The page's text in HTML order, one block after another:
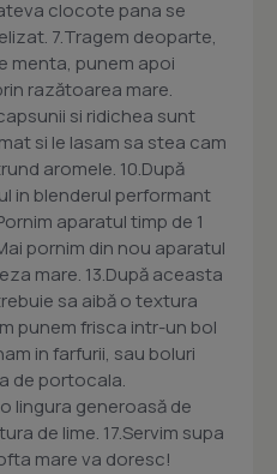
clocote pana se
7.Tragem deoparte,
menta, punem apoi
razătoarea mare.
si ridichea sunt
si le lasam sa stea cam
aromele. 10.După
in blenderul performant
aparatul timp de 1
pornim din nou aparatul
mare. 13.După aceasta
sa aibă o textura
punem frisca intr-un bol
in farfurii, sau boluri
de portocala.
lingura generoasă de
de lime. 17.Servim supa
mare va doresc!